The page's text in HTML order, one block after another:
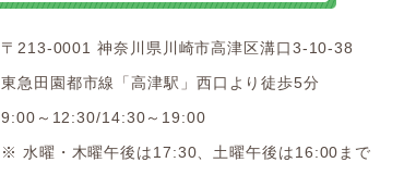
〒213-0001 神奈川県川崎市高津区溝口3-10-38
東急田園都市線「高津駅」西口より徒歩5分
9:00～12:30/14:30～19:00
※ 水曜・木曜午後は17:30、土曜午後は16:00まで